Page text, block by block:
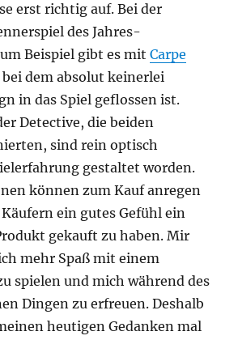
erst richtig auf. Bei der
des Jahres-
Beispiel gibt es mitCarpe
dem absolut keinerlei
in das Spiel geflossen ist.
Detective, die beiden
sind rein optisch
gestaltet worden.
können zum Kauf anregen
ein gutes Gefühl ein
gekauft zu haben. Mir
mehr Spaß mit einem
spielen und mich während des
Dingen zu erfreuen. Deshalb
heutigen Gedanken mal